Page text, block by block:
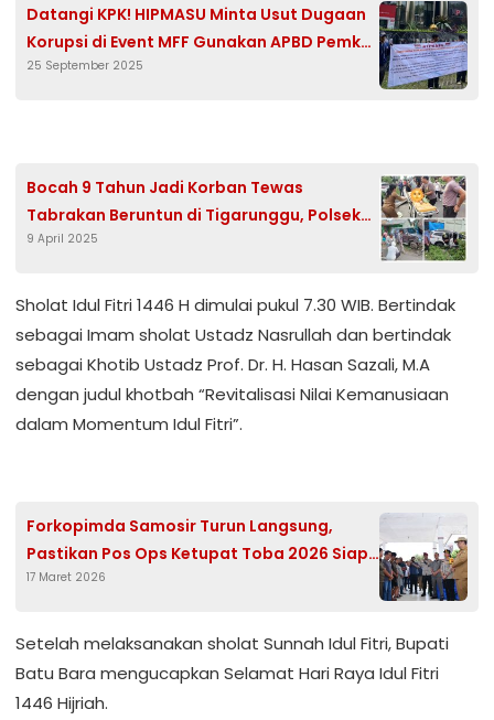
Datangi KPK! HIPMASU Minta Usut Dugaan
Korupsi di Event MFF Gunakan APBD Pemko
Medan T.A 2024
25 September 2025
Bocah 9 Tahun Jadi Korban Tewas
Tabrakan Beruntun di Tigarunggu, Polsek
Purba Gerak Cepat ke TKP
9 April 2025
Sholat Idul Fitri 1446 H dimulai pukul 7.30 WIB. Bertindak
sebagai Imam sholat Ustadz Nasrullah dan bertindak
sebagai Khotib Ustadz Prof. Dr. H. Hasan Sazali, M.A
dengan judul khotbah “Revitalisasi Nilai Kemanusiaan
dalam Momentum Idul Fitri”.
Forkopimda Samosir Turun Langsung,
Pastikan Pos Ops Ketupat Toba 2026 Siap
Layani Masyarakat dan Wisatawan
17 Maret 2026
Setelah melaksanakan sholat Sunnah Idul Fitri, Bupati
Batu Bara mengucapkan Selamat Hari Raya Idul Fitri
1446 Hijriah.